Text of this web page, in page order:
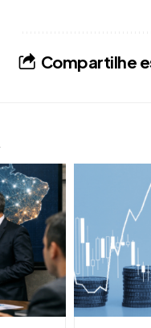
Compartilhe